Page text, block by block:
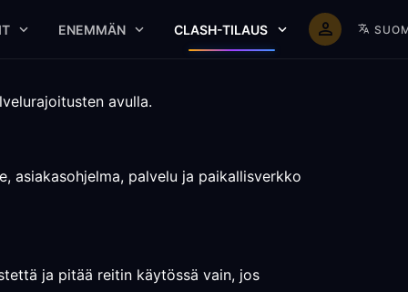
ENEMMÄN CLASH-TILAUS
avulla.
asiakasohjelma, palvelu ja paikallisverkko
ja pitää reitin käytössä vain, jos